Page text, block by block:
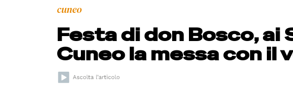
cuneo
Festa di don Bosco, ai
Cuneo la messa con il